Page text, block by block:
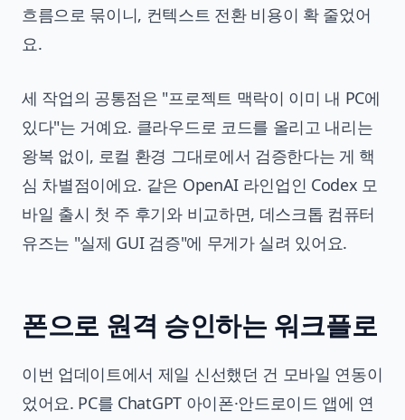
흐름으로 묶이니, 컨텍스트 전환 비용이 확 줄었어
요.
세 작업의 공통점은 "프로젝트 맥락이 이미 내 PC에
있다"는 거예요. 클라우드로 코드를 올리고 내리는
왕복 없이, 로컬 환경 그대로에서 검증한다는 게 핵
심 차별점이에요. 같은 OpenAI 라인업인 Codex 모
바일 출시 첫 주 후기와 비교하면, 데스크톱 컴퓨터
유즈는 "실제 GUI 검증"에 무게가 실려 있어요.
폰으로 원격 승인하는 워크플로
이번 업데이트에서 제일 신선했던 건 모바일 연동이
었어요. PC를 ChatGPT 아이폰·안드로이드 앱에 연